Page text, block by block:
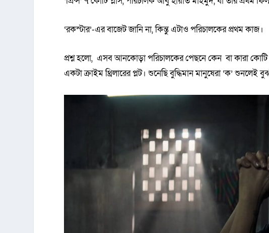
‘রকস্টার’-এর বাজেট জানি না, কিন্তু এটাও পরিচালকের প্রথম কাজ।
প্রশ্ন হলো, এসব আনকোড়া পরিচালকের পেছনে কেন বা কারা
একটা ক্রাইম থ্রিলারের প্লট। শুনেছি বুদ্ধিমান মানুষেরা ‘ক’ শুনলেই